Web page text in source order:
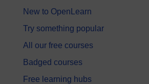
New to OpenLearn
Try something popular
All our free courses
Badged courses
Free learning hubs